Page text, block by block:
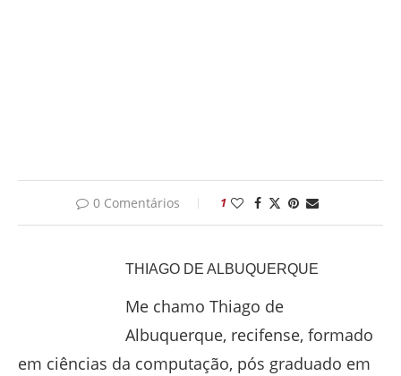
0 Comentários 1
THIAGO DE ALBUQUERQUE
Me chamo Thiago de
Albuquerque, recifense, formado
em ciências da computação, pós graduado em